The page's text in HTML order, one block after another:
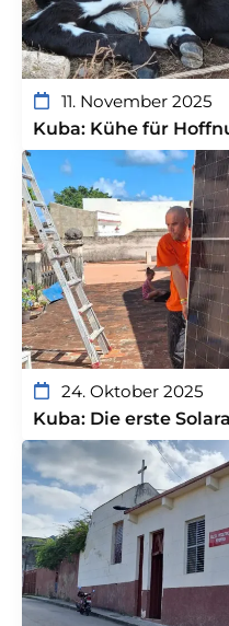
11. November 2025
Kuba: Kühe für
24. Oktober 2025
Kuba: Die erste